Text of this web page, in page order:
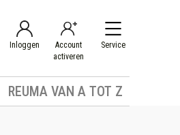
Inloggen
Account
activeren
Service
REUMA VAN A TOT Z